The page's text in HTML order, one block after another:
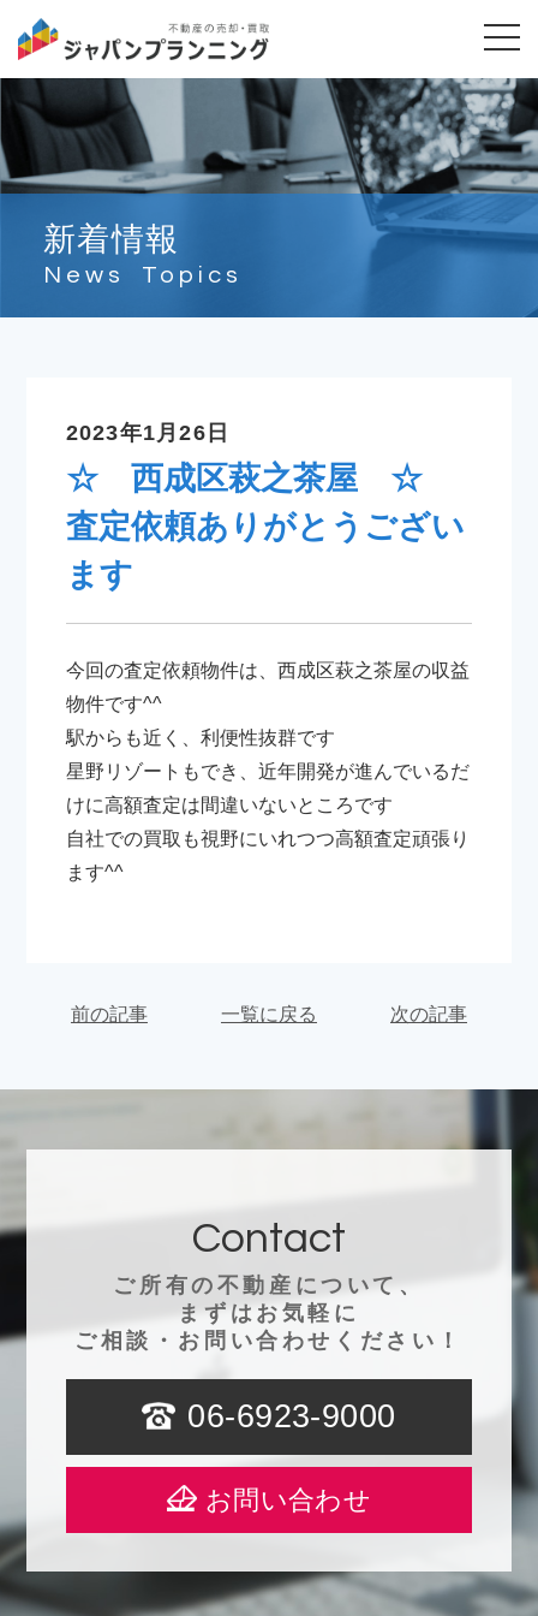
新着情報
News Topics
2023年1月26日
☆ 西成区萩之茶屋 ☆
査定依頼ありがとうござい
ます
今回の査定依頼物件は、西成区萩之茶屋の収益
物件です^^
駅からも近く、利便性抜群です
星野リゾートもでき、近年開発が進んでいるだ
けに高額査定は間違いないところです
自社での買取も視野にいれつつ高額査定頑張り
ます^^
前の記事 一覧に戻る 次の記事
Contact
ご所有の不動産について、
まずはお気軽に
ご相談・お問い合わせください！
06-6923-9000
お問い合わせ